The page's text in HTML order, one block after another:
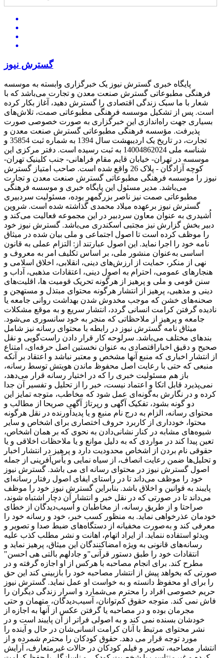
گسترش نیوز
پایگاه خبری گسترش نیوز یک خبرگزاری وابسته به موسسه
فرهنگی مطبوعاتی گسترش صنعت معدن و تجارت می‌باشد که با
شعار با ما سبک زندگی اقتصادی را گسترش دهید، آغاز بکار کرده
است. پس از تشکیل موسسه فرهنگی مطبوعاتی صمت، تلاش‌های
بسیاری جهت راه‌اندازی این خبرگزاری به صورت خصوصی صورت
پذیرفت. مؤسسه فرهنگی مطبوعاتی گسترش صنعت معدن و
تجارت، در تاریخ یک اردیبهشت سال 1394 به شماره ثبت 35854 و
شناسه ملی 14004862024 به ثبت رسیده است. دفتر مرکزی این
موسسه در تهران- خیابان قایم مقام فراهانی- جنب کلینیک تهران-
کوچه آزادگان - پلاک 26 واقع شده است. صاحب امتیاز گسترش
نیوز را موسسه فرهنگی مطبوعاتی گسترش صنعت معدن و تجارت
می‌باشد. مدیر مسئول این پایگاه خبری و موسسه فرهنگی
مطبوعاتی صمت نیز ناصر بزرگمهر بوده، مسئولیت سردبیری
گسترش نیوز برعهده میلاد محمدی گذاشته شده است. شروین
اُشیدری به عنوان معاون سردبیر در این مجموعه فعالیت می‌کند و
دبیر بخش گزارش نیز مجتبی اسکندری می‌باشد. گسترش نیوز خود
را موظف کرده است تا اصول اجتماعی و ملی بیان شده در میثاق
نامه خود را اجرا نماید. این اصول عبارتند از: التزام عملی به قانون
اساسی به‌عنوان منشور ملی، بر اساس تکلیف امر به‌ معروف و
نهی از منکر، حمایت از ارزش‌های دینی، انقلابی، اخلاق اسلامی و
هنجارهای عمومی، احترام به اصول دینی، اعتقادات مذهبی، آداب و
سنن قومی و ملی و ‌پرهیز از هرگونه تحریک قومیت ‌ها، اقلیت‌های
دینی و مذهبی، پرهیز از انتشار هرگونه محتوای مبتذل و مستهجن و
صحنه‌های خشن که موجب مخدوش شدن بهداشت روانی جامعه یا
نادیده گرفتن کرامت انسانی گردد، انتشار سریع و به‌ موقع مشکلات
جامعه و پرهیز از ملاحظاتی که منجر به خود سانسوری می‌شود.
میثاق نامه گسترش نیوز در رابطه با محتوای رسانه نیز شامل
بندهای مختلف می‌باشد. سرلوحه کار قرار دادن راست‌گویی و نقل
صحیح و دقیق اخباراقتصادی به ‌عنوان نخستین اصل حرفه‌ای، امتناع
از انتشار اخباری که منبع آنها مشخص و معتبر نباشد و اعتقاد بر آنکه
منبعی که حتی با رعایت اصل محفوظ ماندن هویتش توسط رسانه،
باز هم مسئولیت خبری را که در اختیار رسانه قرار می‌دهد،
نمی‌پذیرد قابل اتکا و اعتماد نیست، خبر را از تحلیل و تفسیر آن جدا
کرده و در نگارش به‌گونه‌ای عمل شود که مخاطب، متوجه تمایز این
دو گونه بشود، تفکیک آگهی و رپرتاژ آگهی صریحا از مطالب و
محتوای رسانه، الزام به درج نام منبع و یا پدیدآورنده در نقل هرگونه
محتوا، خودداری از کاربرد حروف اختصاری برای اشخاص و سایر
شیوه‌های مشابه در کنار نشانی‌دادن به نحوی که بر همان اشخاص،
تعین پیدا کند در مواردی که به دلیل موانع و یا ملاحظات اخلاقی و یا
حقوقی نام بردن از اشخاص محدودیت دارد و پرهیز در انتشار اخبار
و تحلیل‌ها ضمن رعایت انصاف، از سیاه ‌نمایی و یأس‌آفرینی از جمله
اصول گسترش نیوز در محتوای رسانه ای می باشد. گسترش نیوز
خود را موظف می‌داند تا در راستای ایفای اصول رفتار رسانه‌ای
پایبند به قوانین و اخلاق باشد. بنابراین گسترش نیوز خود را موظف
می‌داند تا در صورتی که در نقل خبر و انتشار آن دچار اشتباه شوند،
صراحتا و از طریق رسانه، از مخاطبان و آسیب‌دیدگان از خطای
خودمان عذرخواهی نماید. به منظور کسب خبر، خود و رسانه خود را
معرفی کند و به‌صورت مخفیانه از دستگاه‌های ضبط صدا و تصویر و
ویدئو استفاده ننماید. از ایراد اتهام، اهانت و نشر مطلب کذب علیه
رسانه‌های قانونی به ‌ویژه امضاکنندگان این میثاق، پرهیز نماید و
انتقادات‌ خود را طبق دستور قرآنی"و جادلهم بالتی هی احسن"
مطرح کند. برای انجام مصاحبه با هرکس از او اجازه گرفته و در
صورتی که بخواهد پیش از انتشار مصاحبه خود را بازبینی کند این حق
را برای او محفوظ دانسته و به خواست او عمل نماید. گسترش نیوز
حریم خصوصی افراد را محترم می‌شمارد و اسرار زندگی دیگران را
فاش نمی کند. متوجه حقوق کم‌توانان، آسیب‌دیدگان، متهمان و حتی
مجرمان بوده و در مصاحبه یا گرفتن عکس از آنها به اجازه از
خودشان بسنده نمی کند و به اصولی فراتر از آن پایبند است و در
نشر محتوای مرتبط با آنان کرامت انسانی‌شان در حال و آینده را
مورد توجه قرار می دهد. حقوق کودکان را محترم شمرده و از
انتشار مصاحبه، تصویر و فیلم کودکان در حالات غیرمتعارف، آرایش